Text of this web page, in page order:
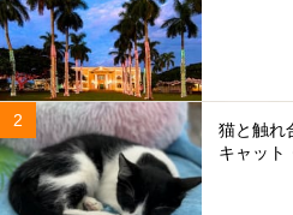
猫と触れ
キャット